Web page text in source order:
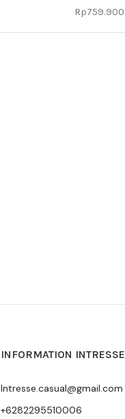
Rp759.900
INFORMATION INTRESSE
Intresse.casual@gmail.com
+6282295510006